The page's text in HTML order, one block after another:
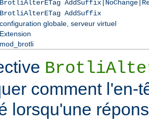
BrotliAlterETag
BrotliAlterETag AddSuffix
configuration globale, serveur virtuel
Extension
mod_brotli
comment l'en-
lorsqu'une